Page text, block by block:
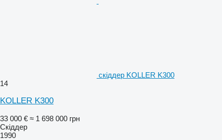
скіддер KOLLER K300
14
KOLLER K300
33 000 € ≈ 1 698 000 грн
Скіддер
1990